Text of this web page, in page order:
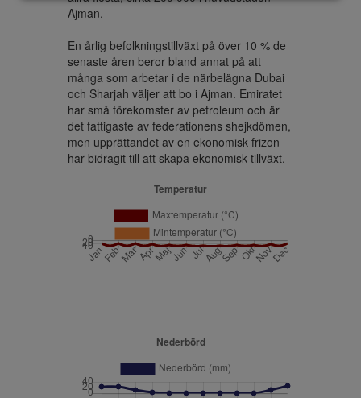
Ajman.
En årlig befolkningstillväxt på över 10 % de
senaste åren beror bland annat på att
många som arbetar i de närbelägna Dubai
och Sharjah väljer att bo i Ajman. Emiratet
har små förekomster av petroleum och är
det fattigaste av federationens shejkdömen,
men upprättandet av en ekonomisk frizon
har bidragit till att skapa ekonomisk tillväxt.